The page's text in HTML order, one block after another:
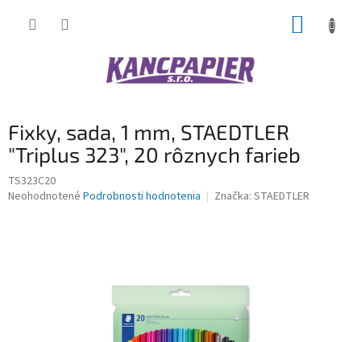
Fixky, sada, 1 mm, STAEDTLER
"Triplus 323", 20 rôznych farieb
TS323C20
Priemerné
Neohodnotené Podrobnosti hodnotenia Značka: STAEDTLER